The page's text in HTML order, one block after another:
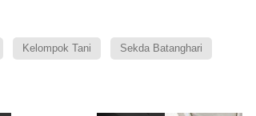
Kelompok Tani Sekda Batanghari